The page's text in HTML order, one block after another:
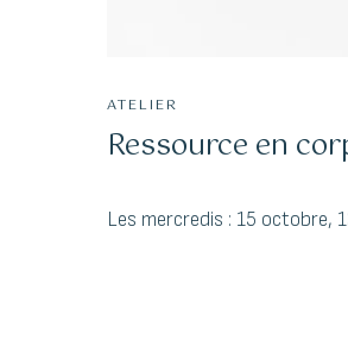
ATELIER
Ressource en
Les mercredis : 15 octobre,